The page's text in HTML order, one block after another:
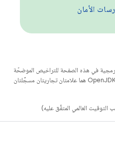
الأمان
في هذه الصفحة للتراخيص الموضحّة
. إنّ Java وOpenJDK هما علامتان تجاريتان مسجَّلتان